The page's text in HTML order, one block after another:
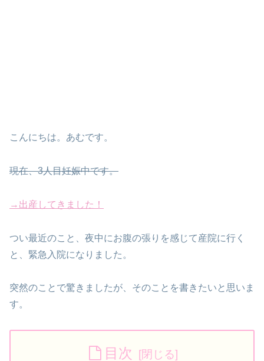
こんにちは。あむです。
現在、3人目妊娠中です。
→出産してきました！
つい最近のこと、夜中にお腹の張りを感じて産院に行く
と、緊急入院になりました。
突然のことで驚きましたが、そのことを書きたいと思いま
す。
目次